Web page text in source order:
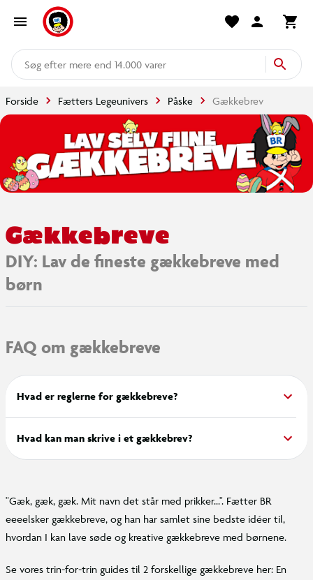
mere end 14.000 varer
Forside Fætters Legeunivers Påske Gækkebrev
Gækkebreve
DIY: Lav de fineste gækkebreve med
børn
FAQ om gækkebreve
Hvad er reglerne for gækkebreve?
Hvad kan man skrive i et gækkebrev?
"Gæk, gæk, gæk. Mit navn det står med prikker...". Fætter BR
eeeelsker gækkebreve, og han har samlet sine bedste idéer til,
hvordan I kan lave søde og kreative gækkebreve med børnene.
Se vores trin-for-trin guides til 2 forskellige gækkebreve her: En